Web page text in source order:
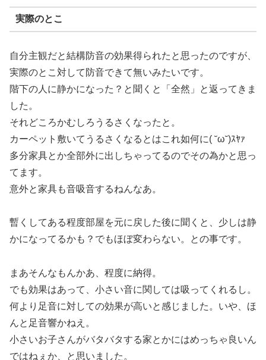
実際のとこ
自分主観だと結構防音の効果得られたと思ったのですが、
実際のとこ対して防音できて無いみたいです。
階下の人に静かになった？と聞くと「全然」と返ってきま
した。
それどころかむしろうるさくなったと。
カーペット敷いてうるさくなるとはこれ如何に( ˘ω˘)ｽﾔｧ
多分家具とか全部外に出しちゃってるのでその為かと思っ
てます。
意外と家具も音吸音するねんなあ。
暫くしてある程度部屋を元に戻した後に聞くと、少しは静
かになってるかも？でもほぼ変わらない。との事です。
まあそんなもんかあ、程度に納得。
でも効果はあって、小さい音に関しては吸ってくれるし。
何より足音に対しての効果が高いと感じました。いや、ほ
んと足音響かねえ。
小さいお子さんがバタバタする家とかにはめっちゃ良いん
ではねぇか、と思いました。